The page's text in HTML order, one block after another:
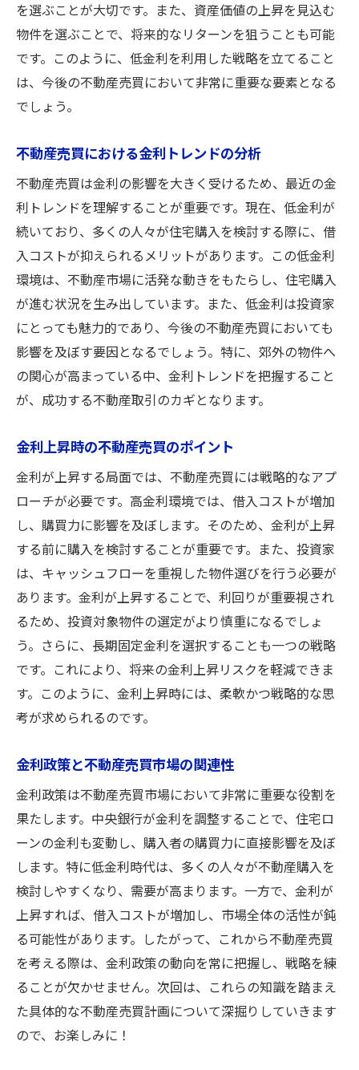
を選ぶことが大切です。また、資産価値の上昇を見込む
物件を選ぶことで、将来的なリターンを狙うことも可能
です。このように、低金利を利用した戦略を立てること
は、今後の不動産売買において非常に重要な要素となる
でしょう。
不動産売買における金利トレンドの分析
不動産売買は金利の影響を大きく受けるため、最近の金
利トレンドを理解することが重要です。現在、低金利が
続いており、多くの人々が住宅購入を検討する際に、借
入コストが抑えられるメリットがあります。この低金利
環境は、不動産市場に活発な動きをもたらし、住宅購入
が進む状況を生み出しています。また、低金利は投資家
にとっても魅力的であり、今後の不動産売買においても
影響を及ぼす要因となるでしょう。特に、郊外の物件へ
の関心が高まっている中、金利トレンドを把握すること
が、成功する不動産取引のカギとなります。
金利上昇時の不動産売買のポイント
金利が上昇する局面では、不動産売買には戦略的なアプ
ローチが必要です。高金利環境では、借入コストが増加
し、購買力に影響を及ぼします。そのため、金利が上昇
する前に購入を検討することが重要です。また、投資家
は、キャッシュフローを重視した物件選びを行う必要が
あります。金利が上昇することで、利回りが重要視され
るため、投資対象物件の選定がより慎重になるでしょ
う。さらに、長期固定金利を選択することも一つの戦略
です。これにより、将来の金利上昇リスクを軽減できま
す。このように、金利上昇時には、柔軟かつ戦略的な思
考が求められるのです。
金利政策と不動産売買市場の関連性
金利政策は不動産売買市場において非常に重要な役割を
果たします。中央銀行が金利を調整することで、住宅ロ
ーンの金利も変動し、購入者の購買力に直接影響を及ぼ
します。特に低金利時代は、多くの人々が不動産購入を
検討しやすくなり、需要が高まります。一方で、金利が
上昇すれば、借入コストが増加し、市場全体の活性が鈍
る可能性があります。したがって、これから不動産売買
を考える際は、金利政策の動向を常に把握し、戦略を練
ることが欠かせません。次回は、これらの知識を踏まえ
た具体的な不動産売買計画について深掘りしていきます
ので、お楽しみに！